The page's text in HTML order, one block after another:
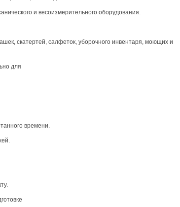
и весоизмерительного оборудования.
скатертей, салфеток, уборочного инвентаря, моющих и
для
времени.